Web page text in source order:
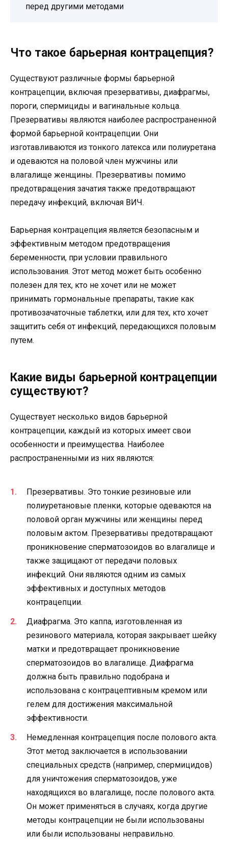
перед другими методами
Что такое барьерная контрацепция?
Существуют различные формы барьерной
контрацепции, включая презервативы, диафрагмы,
пороги, спермициды и вагинальные кольца.
Презервативы являются наиболее распространенной
формой барьерной контрацепции. Они
изготавливаются из тонкого латекса или полиуретана
и одеваются на половой член мужчины или
влагалище женщины. Презервативы помимо
предотвращения зачатия также предотвращают
передачу инфекций, включая ВИЧ.
Барьерная контрацепция является безопасным и
эффективным методом предотвращения
беременности, при условии правильного
использования. Этот метод может быть особенно
полезен для тех, кто не хочет или не может
принимать гормональные препараты, такие как
противозачаточные таблетки, или для тех, кто хочет
защитить себя от инфекций, передающихся половым
путем.
Какие виды барьерной контрацепции
существуют?
Существует несколько видов барьерной
контрацепции, каждый из которых имеет свои
особенности и преимущества. Наиболее
распространенными из них являются:
Презервативы. Это тонкие резиновые или
полиуретановые пленки, которые одеваются на
половой орган мужчины или женщины перед
половым актом. Презервативы предотвращают
проникновение сперматозоидов во влагалище и
также защищают от передачи половых
инфекций. Они являются одним из самых
эффективных и доступных методов
контрацепции.
Диафрагма. Это каппа, изготовленная из
резинового материала, которая закрывает шейку
матки и предотвращает проникновение
сперматозоидов во влагалище. Диафрагма
должна быть правильно подобрана и
использована с контрацептивным кремом или
гелем для достижения максимальной
эффективности.
Немедленная контрацепция после полового акта.
Этот метод заключается в использовании
специальных средств (например, спермицидов)
для уничтожения сперматозоидов, уже
находящихся во влагалище, после полового акта.
Он может применяться в случаях, когда другие
методы контрацепции не были использованы
или были использованы неправильно.